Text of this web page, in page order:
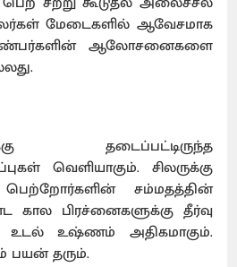
மேடைகளில் ஆவேசமாக
ஆலோசனைகளை
தடைப்பட்டிருந்த
வெளியாகும். சிலருக்கு
சம்மதத்தின்
கால பிரச்னைகளுக்கு தீர்வு
உடல் உஷ்ணம் அதிகமாகும்.
பயன் தரும்.